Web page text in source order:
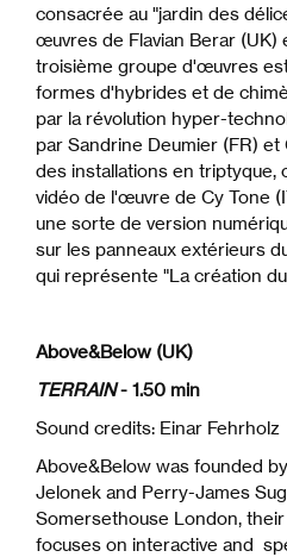
consacrée au "jardin des
œuvres de Flavian Berar (UK)
troisième groupe d'œuvres
formes d'hybrides et de
par la révolution hyper-
par Sandrine Deumier (FR)
des installations en triptyque,
vidéo de l'œuvre de Cy Tone
une sorte de version
sur les panneaux extérieurs
qui représente "La création
Above&Below (UK)
TERRAIN- 1.50 min
Sound credits: Einar Fehrholz
Above&Below was founded
Jelonek and Perry-James
Somersethouse London,
focuses on interactive and